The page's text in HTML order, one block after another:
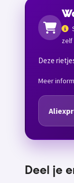
zelf
Deze
Meer
Deel je